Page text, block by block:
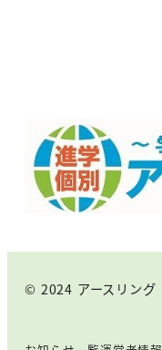
© 2024 アースリング